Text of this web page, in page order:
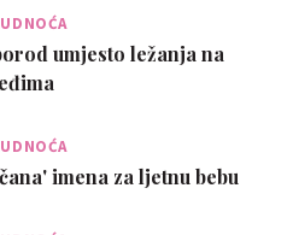
umjesto ležanja na
imena za ljetnu bebu